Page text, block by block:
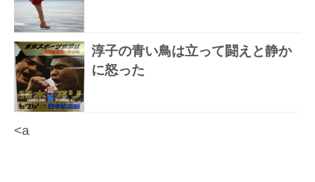
淳子の青い鳥は立って闘えと静か
に怒った
<a